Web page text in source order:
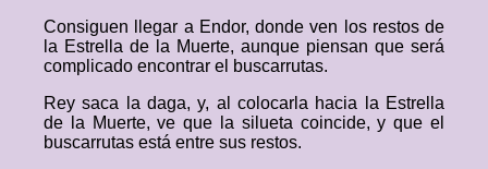
Consiguen llegar a Endor, donde ven los restos de
la Estrella de la Muerte, aunque piensan que será
complicado encontrar el buscarrutas.
Rey saca la daga, y, al colocarla hacia la Estrella
de la Muerte, ve que la silueta coincide, y que el
buscarrutas está entre sus restos.